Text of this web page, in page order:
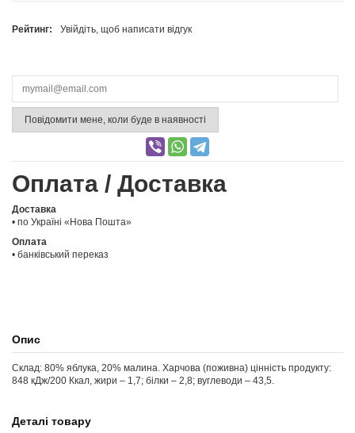
Рейтинг: Увійдіть, щоб написати відгук
Повідомити мене, коли буде в наявності
Оплата / Доставка
Доставка
• по Україні «Нова Пошта»
Оплата
• банківський переказ
Опис
Склад: 80% яблука, 20% малина. Харчова (поживна) цінність продукту:
848 кДж/200 Ккал, жири – 1,7; білки – 2,8; вуглеводи – 43,5.
Деталі товару